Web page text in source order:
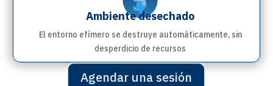

Ambiente desechado
El entorno efímero se destruye automáticamente, sin
desperdicio de recursos
Agendar una sesión